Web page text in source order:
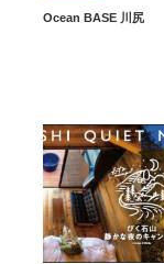
Ocean BASE 川尻